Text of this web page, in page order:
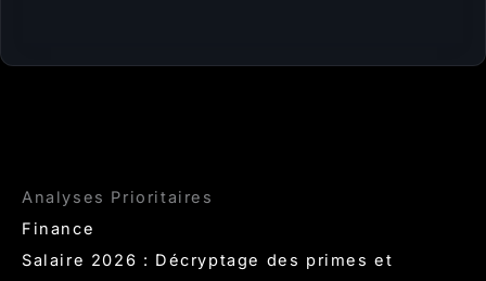
Analyses Prioritaires
Finance
Salaire 2026 : Décryptage des primes et